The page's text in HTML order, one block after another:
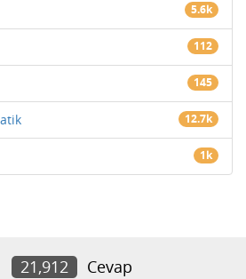
5.6k
112
145
12.7k
1k
21,912
Cevap